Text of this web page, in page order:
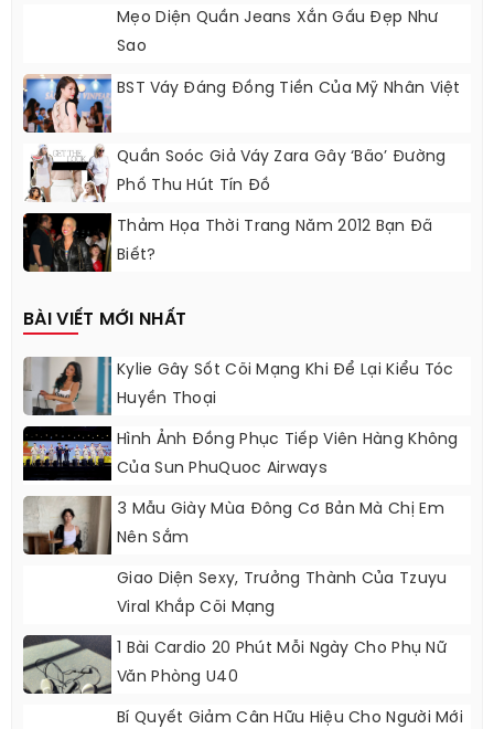
Mẹo Diện Quần Jeans Xắn Gấu Đẹp Như
Sao
BST Váy Đáng Đồng Tiền Của Mỹ Nhân Việt
Quần Soóc Giả Váy Zara Gây ‘bão’ Đường
Phố Thu Hút Tín Đồ
Thảm Họa Thời Trang Năm 2012 Bạn Đã
Biết?
BÀI VIẾT MỚI NHẤT
Kylie Gây Sốt Cõi Mạng Khi Để Lại Kiểu Tóc
Huyền Thoại
Hình Ảnh Đồng Phục Tiếp Viên Hàng Không
Của Sun PhuQuoc Airways
3 Mẫu Giày Mùa Đông Cơ Bản Mà Chị Em
Nên Sắm
Giao Diện Sexy, Trưởng Thành Của Tzuyu
Viral Khắp Cõi Mạng
1 Bài Cardio 20 Phút Mỗi Ngày Cho Phụ Nữ
Văn Phòng U40
Bí Quyết Giảm Cân Hữu Hiệu Cho Người Mới